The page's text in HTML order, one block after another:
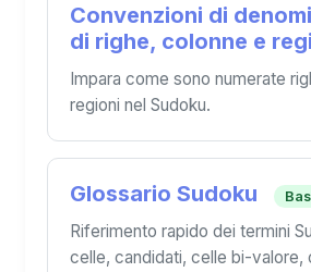
Convenzioni di
di righe, colonne e
Impara come sono numerate
regioni nel Sudoku.
Glossario Sudoku
Riferimento rapido dei termini
celle, candidati, celle bi-valore,